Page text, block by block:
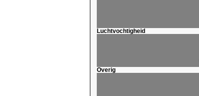
Luchtvochtigheid
Overig